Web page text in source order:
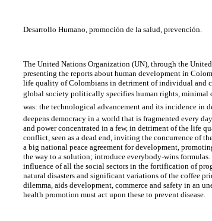
Desarrollo Humano, promoción de la salud, prevención.
The United Nations Organization (UN), through the
presenting the reports about human development in
life quality of Colombians in detriment of individual and
global society politically specifies human rights, minimal
was: the technological advancement and its incidence in
deepens democracy in a world that is fragmented every
and power concentrated in a few, in detriment of the life
conflict, seen as a dead end, inviting the concurrence of
a big national peace agreement for development,
the way to a solution; introduce everybody-wins
influence of all the social sectors in the fortification of
natural disasters and significant variations of the coffee
dilemma, aids development, commerce and safety in an
health promotion must act upon these to prevent disease.